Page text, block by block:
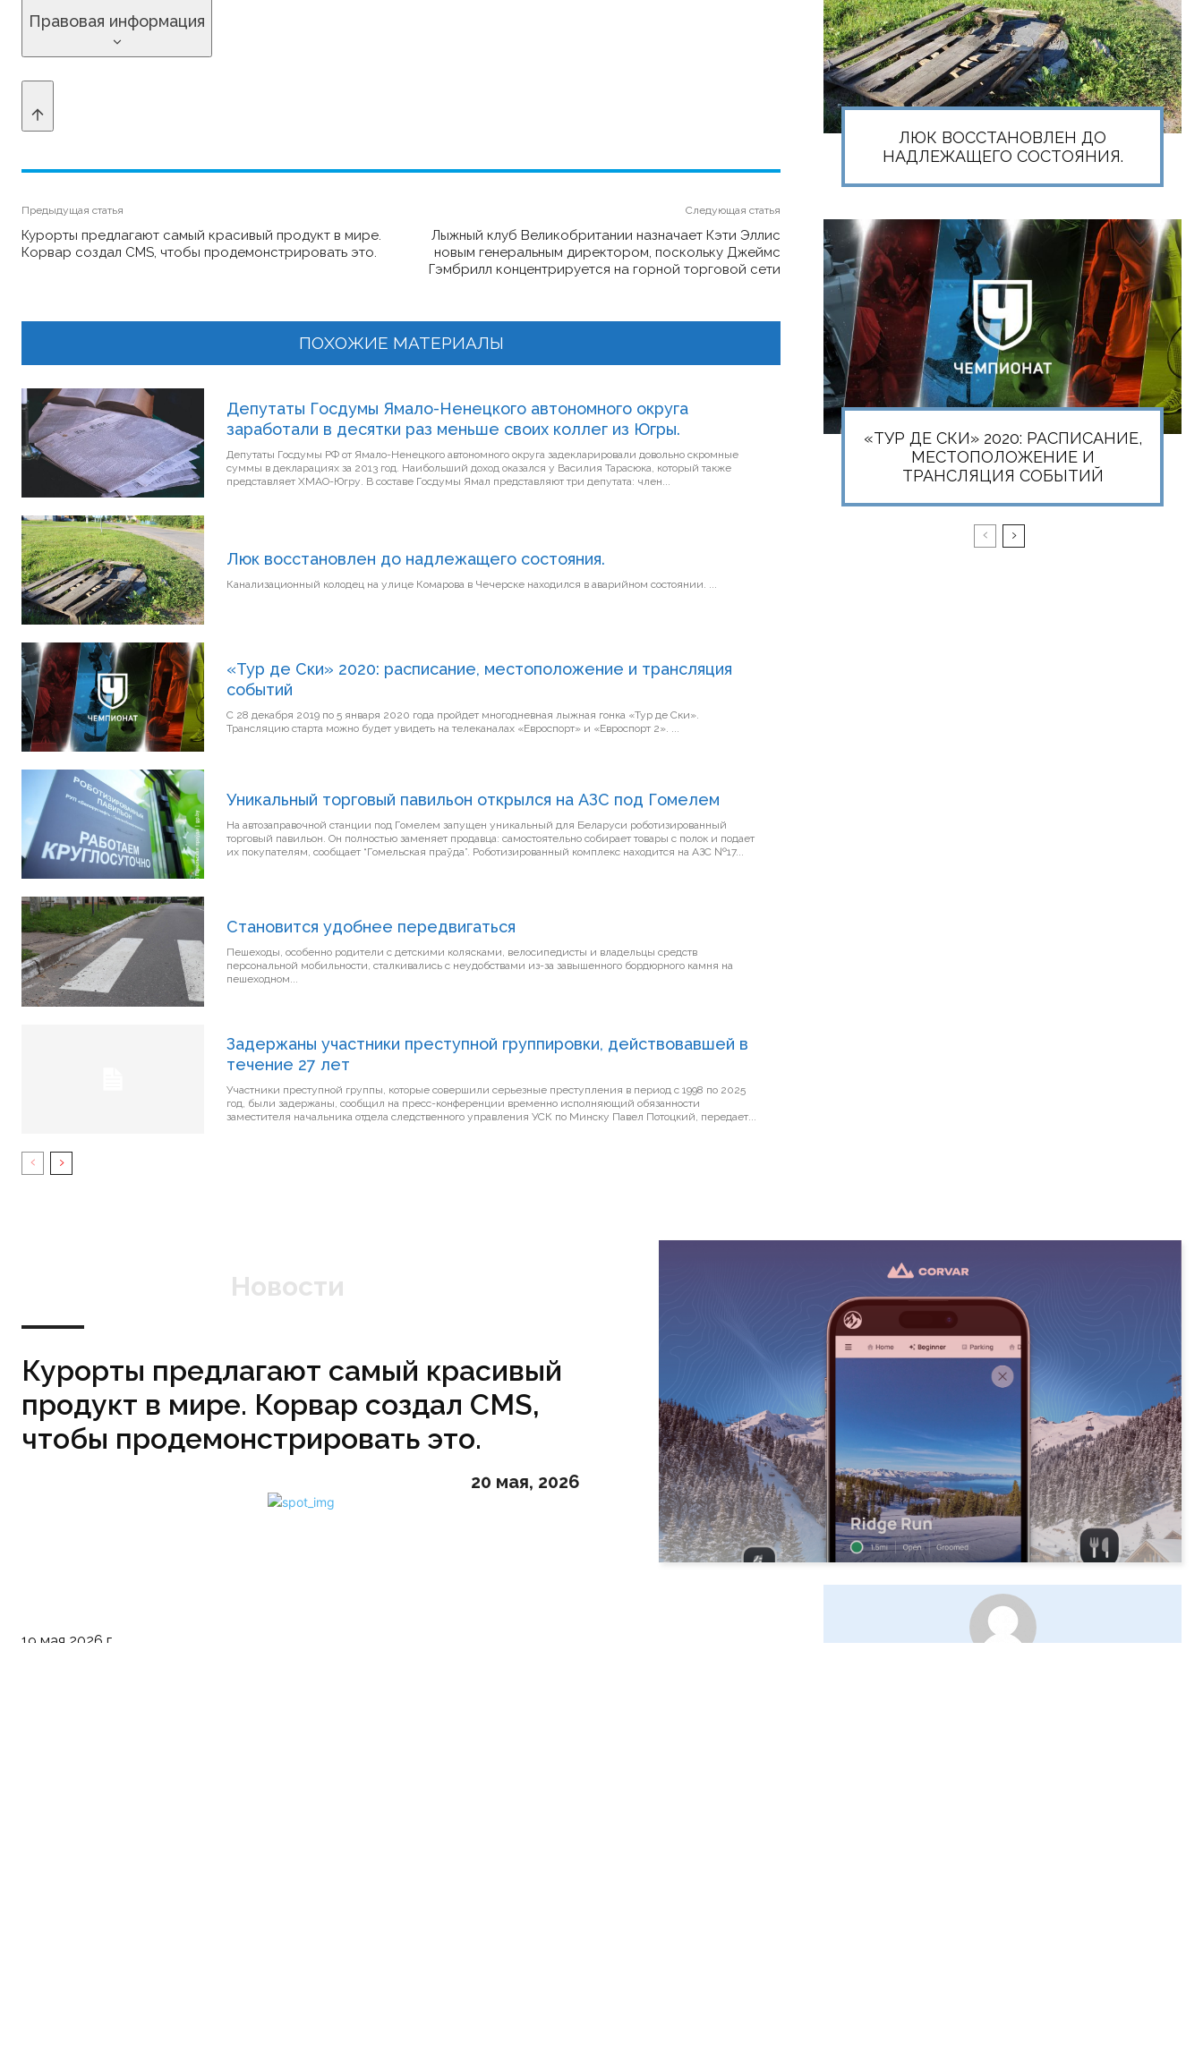
Правовая информация
Предыдущая статья
Курорты предлагают самый красивый продукт в мире.
Корвар создал CMS, чтобы продемонстрировать это.
Следующая статья
Лыжный клуб Великобритании назначает Кэти Эллис
новым генеральным директором, поскольку Джеймс
Гэмбрилл концентрируется на горной торговой сети
ПОХОЖИЕ МАТЕРИАЛЫ
Депутаты Госдумы Ямало-Ненецкого автономного округа
заработали в десятки раз меньше своих коллег из Югры.
Депутаты Госдумы РФ от Ямало-Ненецкого автономного округа задекларировали довольно скромные
суммы в декларациях за 2013 год. Наибольший доход оказался у Василия Тарасюка, который также
представляет ХМАО-Югру. В составе Госдумы Ямал представляют три депутата: член...
Люк восстановлен до надлежащего состояния.
Канализационный колодец на улице Комарова в Чечерске находился в аварийном состоянии. ...
«Тур де Ски» 2020: расписание, местоположение и трансляция
событий
С 28 декабря 2019 по 5 января 2020 года пройдет многодневная лыжная гонка «Тур де Ски».
Трансляцию старта можно будет увидеть на телеканалах «Евроспорт» и «Евроспорт 2». ...
Уникальный торговый павильон открылся на АЗС под Гомелем
На автозаправочной станции под Гомелем запущен уникальный для Беларуси роботизированный
торговый павильон. Он полностью заменяет продавца: самостоятельно собирает товары с полок и подает
их покупателям, сообщает “Гомельская праўда”. Роботизированный комплекс находится на АЗС №17...
Становится удобнее передвигаться
Пешеходы, особенно родители с детскими колясками, велосипедисты и владельцы средств
персональной мобильности, сталкивались с неудобствами из-за завышенного бордюрного камня на
пешеходном...
Задержаны участники преступной группировки, действовавшей в
течение 27 лет
Участники преступной группы, которые совершили серьезные преступления в период с 1998 по 2025
год, были задержаны, сообщил на пресс-конференции временно исполняющий обязанности
заместителя начальника отдела следственного управления УСК по Минску Павел Потоцкий, передает...
ЛЮК ВОССТАНОВЛЕН ДО
НАДЛЕЖАЩЕГО СОСТОЯНИЯ.
«ТУР ДЕ СКИ» 2020: РАСПИСАНИЕ,
МЕСТОПОЛОЖЕНИЕ И
ТРАНСЛЯЦИЯ СОБЫТИЙ